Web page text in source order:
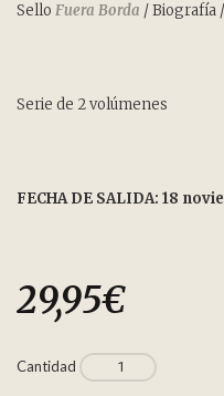
Sello Fuera Borda / Biografía
Serie de 2 volúmenes
FECHA DE SALIDA: 18
29,95€
Cantidad